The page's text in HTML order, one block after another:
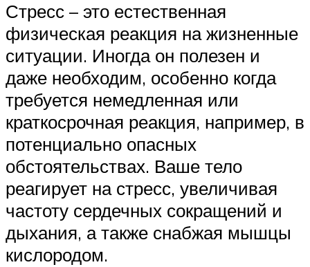
Стресс – это естественная
физическая реакция на жизненные
ситуации. Иногда он полезен и
даже необходим, особенно когда
требуется немедленная или
краткосрочная реакция, например, в
потенциально опасных
обстоятельствах. Ваше тело
реагирует на стресс, увеличивая
частоту сердечных сокращений и
дыхания, а также снабжая мышцы
кислородом.